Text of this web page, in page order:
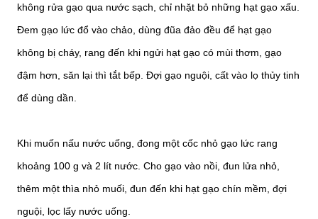
không rửa gạo qua nước sạch, chỉ nhặt bỏ những hạt gạo xấu.
Đem gạo lức đổ vào chảo, dùng đũa đảo đều để hạt gạo
không bị cháy, rang đến khi ngửi hạt gạo có mùi thơm, gạo
đậm hơn, săn lại thì tắt bếp. Đợi gạo nguội, cất vào lọ thủy tinh
để dùng dần.
Khi muốn nấu nước uống, đong một cốc nhỏ gạo lức rang
khoảng 100 g và 2 lít nước. Cho gạo vào nồi, đun lửa nhỏ,
thêm một thìa nhỏ muối, đun đến khi hạt gạo chín mềm, đợi
nguội, lọc lấy nước uống.